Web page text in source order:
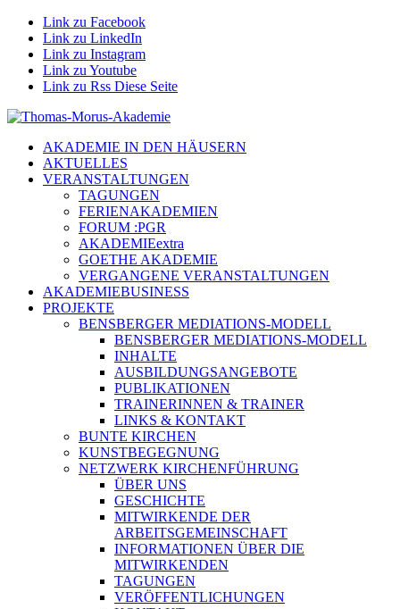
Link zu Facebook
Link zu LinkedIn
Link zu Instagram
Link zu Youtube
Link zu Rss Diese Seite
AKADEMIE IN DEN HÄUSERN
AKTUELLES
VERANSTALTUNGEN
TAGUNGEN
FERIENAKADEMIEN
FORUM :PGR
AKADEMIEextra
GOETHE AKADEMIE
VERGANGENE VERANSTALTUNGEN
AKADEMIEBUSINESS
PROJEKTE
BENSBERGER MEDIATIONS-MODELL
BENSBERGER MEDIATIONS-MODELL
INHALTE
AUSBILDUNGSANGEBOTE
PUBLIKATIONEN
TRAINERINNEN & TRAINER
LINKS & KONTAKT
BUNTE KIRCHEN
KUNSTBEGEGNUNG
NETZWERK KIRCHENFÜHRUNG
ÜBER UNS
GESCHICHTE
MITWIRKENDE DER
ARBEITSGEMEINSCHAFT
INFORMATIONEN ÜBER DIE
MITWIRKENDEN
TAGUNGEN
VERÖFFENTLICHUNGEN